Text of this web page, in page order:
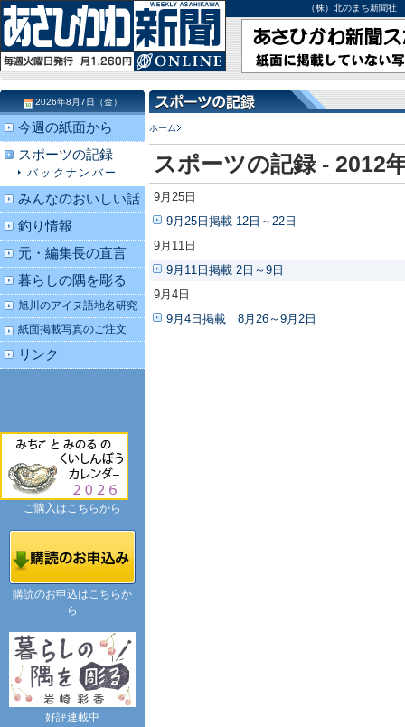
（株）北のまち新聞
ホーム
スポーツの記録 - 2012
9月25日
9月25日掲載 12日～22日
9月11日
9月11日掲載 2日～9日
9月4日
9月4日掲載 8月26～9月2日
2026年8月7日（金）
今週の紙面から
スポーツの記録
バックナンバー
みんなのおいしい話
釣り情報
元・編集長の直言
暮らしの隅を彫る
旭川のアイヌ語地名研究
紙面掲載写真のご注文
リンク
ご購入はこちらから
購読のお申込はこちらか
ら
好評連載中